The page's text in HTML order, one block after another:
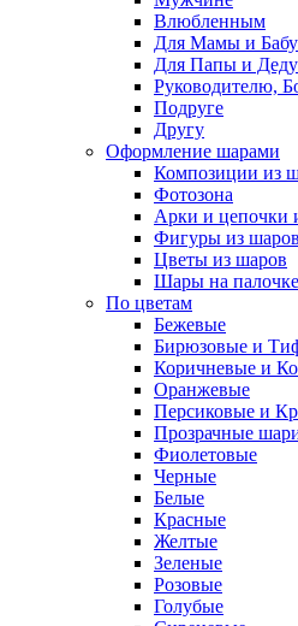
Влюбленным
Для Мамы и
Для Папы и
Руководителю,
Подруге
Другу
Оформление шарами
Композиции из
Фотозона
Арки и цепочки
Фигуры из шаров
Цветы из шаров
Шары на палочке
По цветам
Бежевые
Бирюзовые и
Коричневые и
Оранжевые
Персиковые и
Прозрачные
Фиолетовые
Черные
Белые
Красные
Желтые
Зеленые
Розовые
Голубые